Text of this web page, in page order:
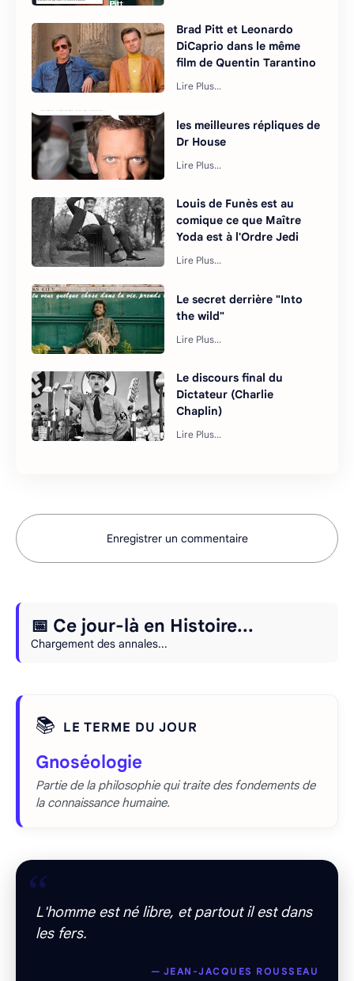
Brad Pitt et Leonardo
DiCaprio dans le même
film de Quentin Tarantino
les meilleures répliques de
Dr House
Louis de Funès est au
comique ce que Maître
Yoda est à l'Ordre Jedi
Le secret derrière "Into
the wild"
Le discours final du
Dictateur (Charlie
Chaplin)
Enregistrer un commentaire
📅 Ce jour-là en Histoire...
Chargement des annales...
📚 LE TERME DU JOUR
Gnoséologie
Partie de la philosophie qui traite des fondements de
la connaissance humaine.
“
L'homme est né libre, et partout il est dans
les fers.
— JEAN-JACQUES ROUSSEAU